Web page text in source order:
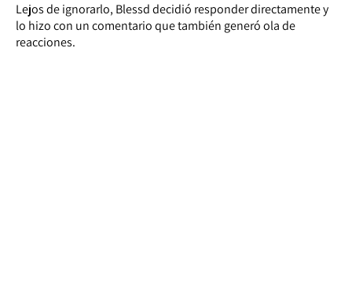
Lejos de ignorarlo, Blessd decidió responder directamente y
lo hizo con un comentario que también generó ola de
reacciones.